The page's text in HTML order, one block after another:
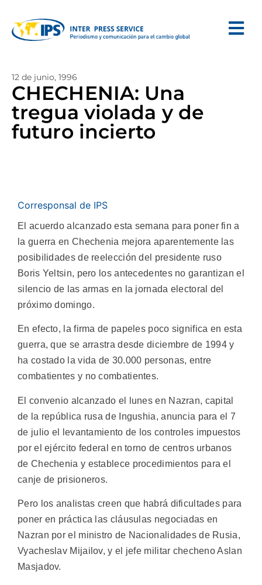
12 de junio, 1996
CHECHENIA: Una
tregua violada y de
futuro incierto
Corresponsal de IPS
El acuerdo alcanzado esta semana para poner fin a
la guerra en Chechenia mejora aparentemente las
posibilidades de reelección del presidente ruso
Boris Yeltsin, pero los antecedentes no garantizan el
silencio de las armas en la jornada electoral del
próximo domingo.
En efecto, la firma de papeles poco significa en esta
guerra, que se arrastra desde diciembre de 1994 y
ha costado la vida de 30.000 personas, entre
combatientes y no combatientes.
El convenio alcanzado el lunes en Nazran, capital
de la república rusa de Ingushia, anuncia para el 7
de julio el levantamiento de los controles impuestos
por el ejército federal en torno de centros urbanos
de Chechenia y establece procedimientos para el
canje de prisioneros.
Pero los analistas creen que habrá dificultades para
poner en práctica las cláusulas negociadas en
Nazran por el ministro de Nacionalidades de Rusia,
Vyacheslav Mijailov, y el jefe militar checheno Aslan
Masjadov.